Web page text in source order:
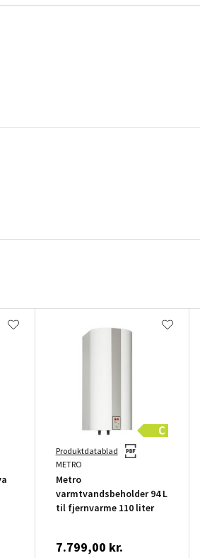
Produktdatablad
METRO
Metro
varmtvandsbeholder 94 L
til fjernvarme 110 liter
7.799,00 kr.